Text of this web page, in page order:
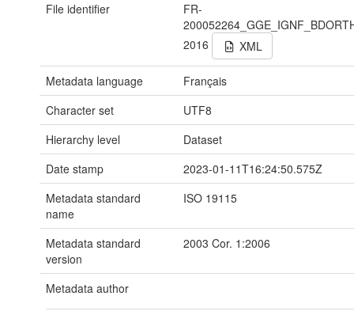
File identifier
FR-
2016
XML
Metadata language
Français
Character set
UTF8
Hierarchy level
Dataset
Date stamp
2023-01-11T16:24:50.575Z
Metadata standard
name
ISO 19115
Metadata standard
version
2003 Cor. 1:2006
Metadata author